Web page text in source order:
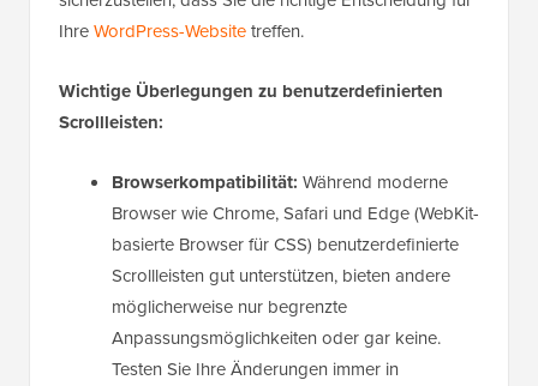
IhreWordPress-Websitetreffen.
Wichtige Überlegungen zu benutzerdefinierten
Scrollleisten:
Browserkompatibilität: Während moderne
Browser wie Chrome, Safari und Edge (WebKit-
basierte Browser für CSS) benutzerdefinierte
Scrollleisten gut unterstützen, bieten andere
möglicherweise nur begrenzte
Anpassungsmöglichkeiten oder gar keine.
Testen Sie Ihre Änderungen immer in